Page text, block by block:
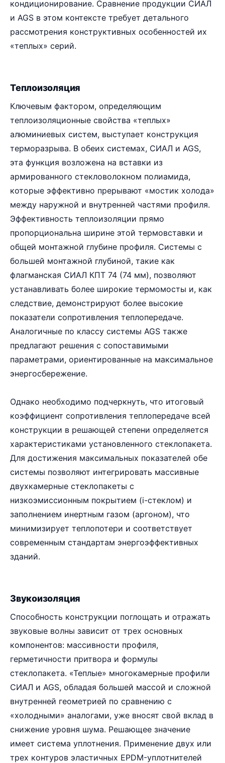
кондиционирование. Сравнение продукции СИАЛ
и AGS в этом контексте требует детального
рассмотрения конструктивных особенностей их
«теплых» серий.
Теплоизоляция
Ключевым фактором, определяющим
теплоизоляционные свойства «теплых»
алюминиевых систем, выступает конструкция
терморазрыва. В обеих системах, СИАЛ и AGS,
эта функция возложена на вставки из
армированного стекловолокном полиамида,
которые эффективно прерывают «мостик холода»
между наружной и внутренней частями профиля.
Эффективность теплоизоляции прямо
пропорциональна ширине этой термовставки и
общей монтажной глубине профиля. Системы с
большей монтажной глубиной, такие как
флагманская СИАЛ КПТ 74 (74 мм), позволяют
устанавливать более широкие термомосты и, как
следствие, демонстрируют более высокие
показатели сопротивления теплопередаче.
Аналогичные по классу системы AGS также
предлагают решения с сопоставимыми
параметрами, ориентированные на максимальное
энергосбережение.
Однако необходимо подчеркнуть, что итоговый
коэффициент сопротивления теплопередаче всей
конструкции в решающей степени определяется
характеристиками установленного стеклопакета.
Для достижения максимальных показателей обе
системы позволяют интегрировать массивные
двухкамерные стеклопакеты с
низкоэмиссионным покрытием (i-стеклом) и
заполнением инертным газом (аргоном), что
минимизирует теплопотери и соответствует
современным стандартам энергоэффективных
зданий.
Звукоизоляция
Способность конструкции поглощать и отражать
звуковые волны зависит от трех основных
компонентов: массивности профиля,
герметичности притвора и формулы
стеклопакета. «Теплые» многокамерные профили
СИАЛ и AGS, обладая большей массой и сложной
внутренней геометрией по сравнению с
«холодными» аналогами, уже вносят свой вклад в
снижение уровня шума. Решающее значение
имеет система уплотнения. Применение двух или
трех контуров эластичных EPDM-уплотнителей